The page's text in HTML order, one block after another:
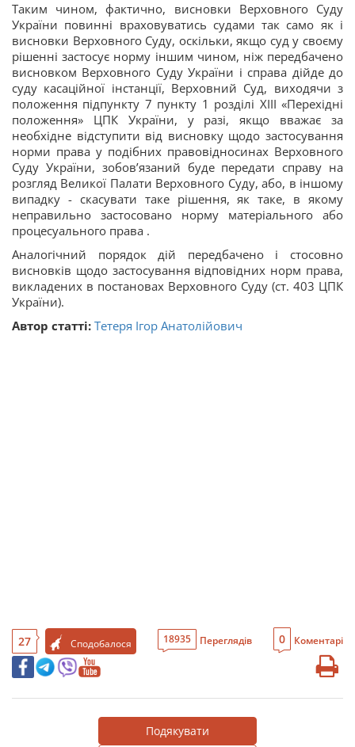
Таким чином, фактично, висновки Верховного Суду
України повинні враховуватись судами так само як і
висновки Верховного Суду, оскільки, якщо суд у своєму
рішенні застосує норму іншим чином, ніж передбачено
висновком Верховного Суду України і справа дійде до
суду касаційної інстанції, Верховний Суд, виходячи з
положення підпункту 7 пункту 1 розділі XIII «Перехідні
положення» ЦПК України, у разі, якщо вважає за
необхідне відступити від висновку щодо застосування
норми права у подібних правовідносинах Верховного
Суду України, зобов’язаний буде передати справу на
розгляд Великої Палати Верховного Суду, або, в іншому
випадку - скасувати таке рішення, як таке, в якому
неправильно застосовано норму матеріального або
процесуального права .
Аналогічний порядок дій передбачено і стосовно
висновків щодо застосування відповідних норм права,
викладених в постановах Верховного Суду (ст. 403 ЦПК
України).
Автор статті: Тетеря Ігор Анатолійович
27 Сподобалося 18935 Переглядів 0 Коментарі
Подякувати